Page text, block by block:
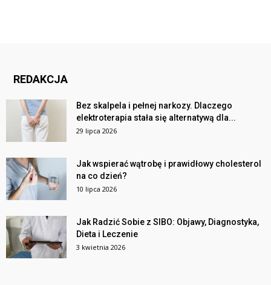
REDAKCJA
Bez skalpela i pełnej narkozy. Dlaczego
elektroterapia stała się alternatywą dla...
29 lipca 2026
Jak wspierać wątrobę i prawidłowy cholesterol
na co dzień?
10 lipca 2026
Jak Radzić Sobie z SIBO: Objawy, Diagnostyka,
Dieta i Leczenie
3 kwietnia 2026